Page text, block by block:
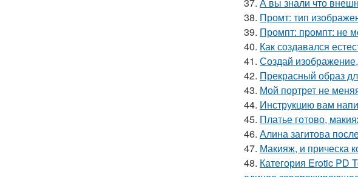
38. Промт: тип
39. Промпт: промпт: не
40. Как создавался
41. Создай
42. Прекрасный образ
43. Мой портрет не
44. Инструкцию вам
45. Платье готово,
46. Алина загитова
47. Макияж, и прическа
48. Категория Erotic PD